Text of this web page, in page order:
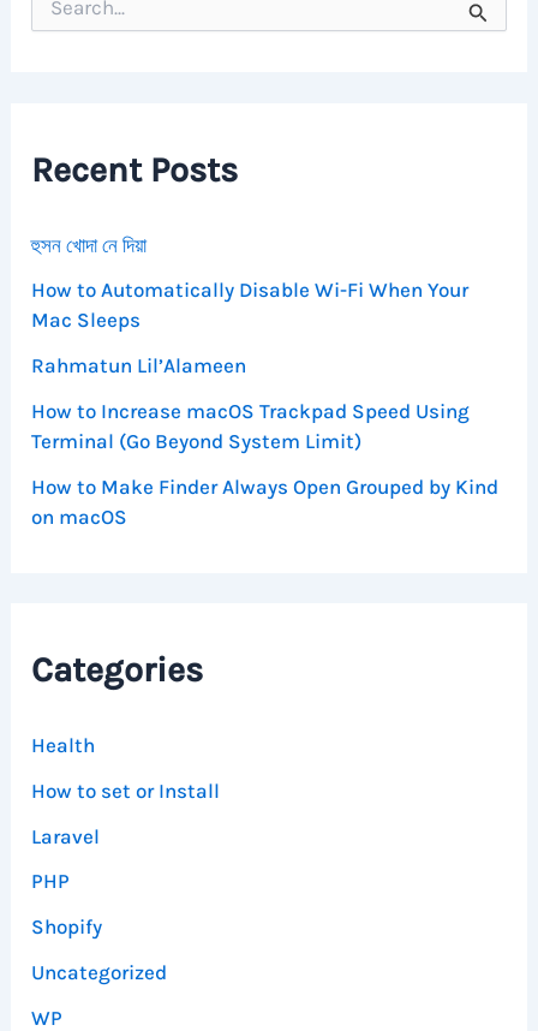
o
rRecent Posts
হুসন খোদা নে দিয়া
How to Automatically Disable Wi-Fi When Your
Mac Sleeps
Rahmatun Lil’Alameen
How to Increase macOS Trackpad Speed Using
Terminal (Go Beyond System Limit)
How to Make Finder Always Open Grouped by Kind
on macOS
Categories
Health
How to set or Install
Laravel
PHP
Shopify
Uncategorized
WP